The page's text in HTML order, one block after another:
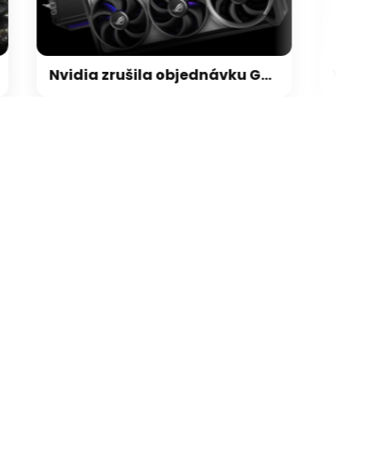
Nvidia zrušila objednávku GeForce RTX 5090 za $4600, Asus ji prý dodá za $5200